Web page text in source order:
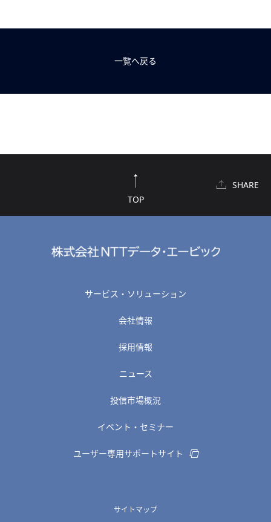
一覧へ戻る
TOP
SHARE
サービス・ソリューション
会社情報
採用情報
ニュース
投信市場概況
イベント・セミナー
ユーザー専用サポートサイト
サイトマップ